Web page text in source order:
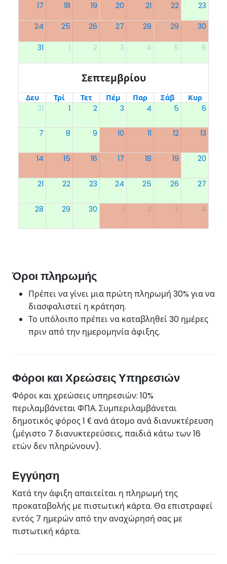
17 18 19 20 21 22 23
24 25 26 27 28 29 30
31 1 2 3 4 5 6
Σεπτεμβρίου
Δευ Τρί Τετ Πέμ Παρ Σάβ
Κυρ
31
1 2 3 4 5 6
7 8 9 10 11 12 13
14 15 16 17 18 19 20
21 22 23 24 25 26 27
28 29 30 1 2 3 4
Όροι πληρωμής
Πρέπει να γίνει μια πρώτη πληρωμή 30% για να
διασφαλιστεί η κράτηση.
Το υπόλοιπο πρέπει να καταβληθεί 30 ημέρες
πριν από την ημερομηνία άφιξης.
Φόροι και Χρεώσεις Υπηρεσιών
Φόροι και χρεώσεις υπηρεσιών: 10%
περιλαμβάνεται ΦΠΑ. Συμπεριλαμβάνεται
δημοτικός φόρος 1 € ανά άτομο ανά διανυκτέρευση
(μέγιστο 7 διανυκτερεύσεις, παιδιά κάτω των 16
ετών δεν πληρώνουν).
Εγγύηση
Κατά την άφιξη απαιτείται η πληρωμή της
προκαταβολής με πιστωτική κάρτα. Θα επιστραφεί
εντός 7 ημερών από την αναχώρησή σας με
πιστωτική κάρτα.